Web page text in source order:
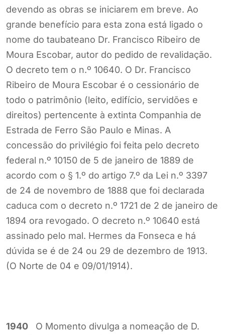
devendo as obras se iniciarem em breve. Ao
grande benefício para esta zona está ligado o
nome do taubateano Dr. Francisco Ribeiro de
Moura Escobar, autor do pedido de revalidação.
O decreto tem o n.º 10640. O Dr. Francisco
Ribeiro de Moura Escobar é o cessionário de
todo o patrimônio (leito, edifício, servidões e
direitos) pertencente à extinta Companhia de
Estrada de Ferro São Paulo e Minas. A
concessão do privilégio foi feita pelo decreto
federal n.º 10150 de 5 de janeiro de 1889 de
acordo com o § 1.º do artigo 7.º da Lei n.º 3397
de 24 de novembro de 1888 que foi declarada
caduca com o decreto n.º 1721 de 2 de janeiro de
1894 ora revogado. O decreto n.º 10640 está
assinado pelo mal. Hermes da Fonseca e há
dúvida se é de 24 ou 29 de dezembro de 1913.
(O Norte de 04 e 09/01/1914).
1940 O Momento divulga a nomeação de D.